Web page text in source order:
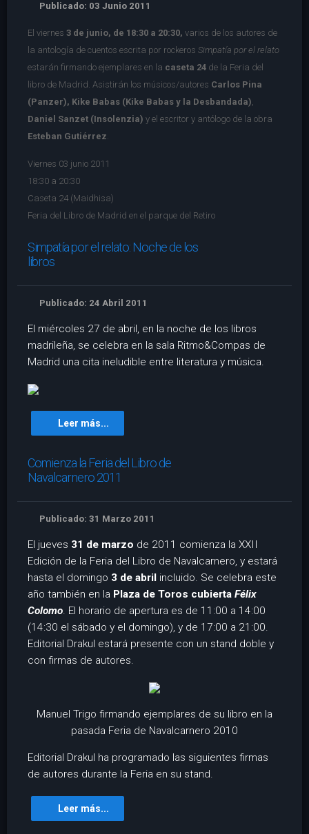
Publicado: 03 Junio 2011
El viernes 3 de junio, de 18:30 a 20:30, varios de los autores de
la antología de cuentos escrita por rockeros Simpatía por el relato
estarán firmando ejemplares en la caseta 24 de la Feria del
libro de Madrid. Asistirán los músicos/autores Carlos Pina
(Panzer), Kike Babas (Kike Babas y la Desbandada),
Daniel Sanzet (Insolenzia) y el escritor y antólogo de la obra
Esteban Gutiérrez.
Viernes 03 junio 2011
18:30 a 20:30
Caseta 24 (Maidhisa)
Feria del Libro de Madrid en el parque del Retiro
Simpatía por el relato: Noche de los
libros
Publicado: 24 Abril 2011
El miércoles 27 de abril, en la noche de los libros
madrileña, se celebra en la sala Ritmo&Compas de
Madrid una cita ineludible entre literatura y música.
Leer más...
Comienza la Feria del Libro de
Navalcarnero 2011
Publicado: 31 Marzo 2011
El jueves 31 de marzo de 2011 comienza la XXII
Edición de la Feria del Libro de Navalcarnero, y estará
hasta el domingo 3 de abril incluido. Se celebra este
año también en la Plaza de Toros cubierta Félix
Colomo. El horario de apertura es de 11:00 a 14:00
(14:30 el sábado y el domingo), y de 17:00 a 21:00.
Editorial Drakul estará presente con un stand doble y
con firmas de autores.
Manuel Trigo firmando ejemplares de su libro en la
pasada Feria de Navalcarnero 2010
Editorial Drakul ha programado las siguientes firmas
de autores durante la Feria en su stand.
Leer más...